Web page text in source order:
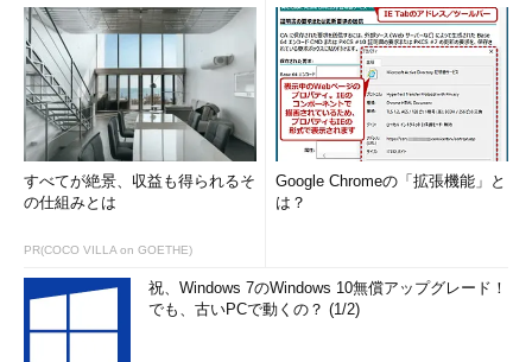
すべてが絶景、収益も得られるそ
の仕組みとは
PR(COCO VILLA on GOETHE)
Google Chromeの「拡張機能」と
は？
祝、Windows 7のWindows 10無償アップグレード！
でも、古いPCで動くの？ (1/2)